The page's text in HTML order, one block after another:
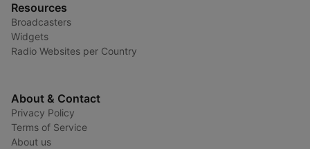
Resources
Broadcasters
Widgets
Radio Websites per Country
About & Contact
Privacy Policy
Terms of Service
About us